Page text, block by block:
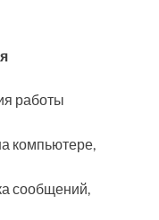
работы
компьютере,
сообщений,